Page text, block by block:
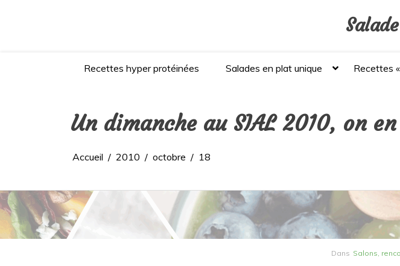
Recettes hyper protéinées Salades en plat unique Recettes
Un dimanche au SIAL 2010, on
Accueil 2010 octobre 18
Dans Salons,